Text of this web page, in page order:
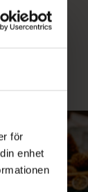
för
enhet